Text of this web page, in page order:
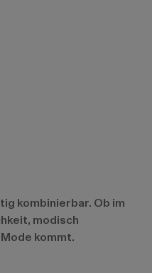
kombinierbar. Ob im
modisch
kommt.